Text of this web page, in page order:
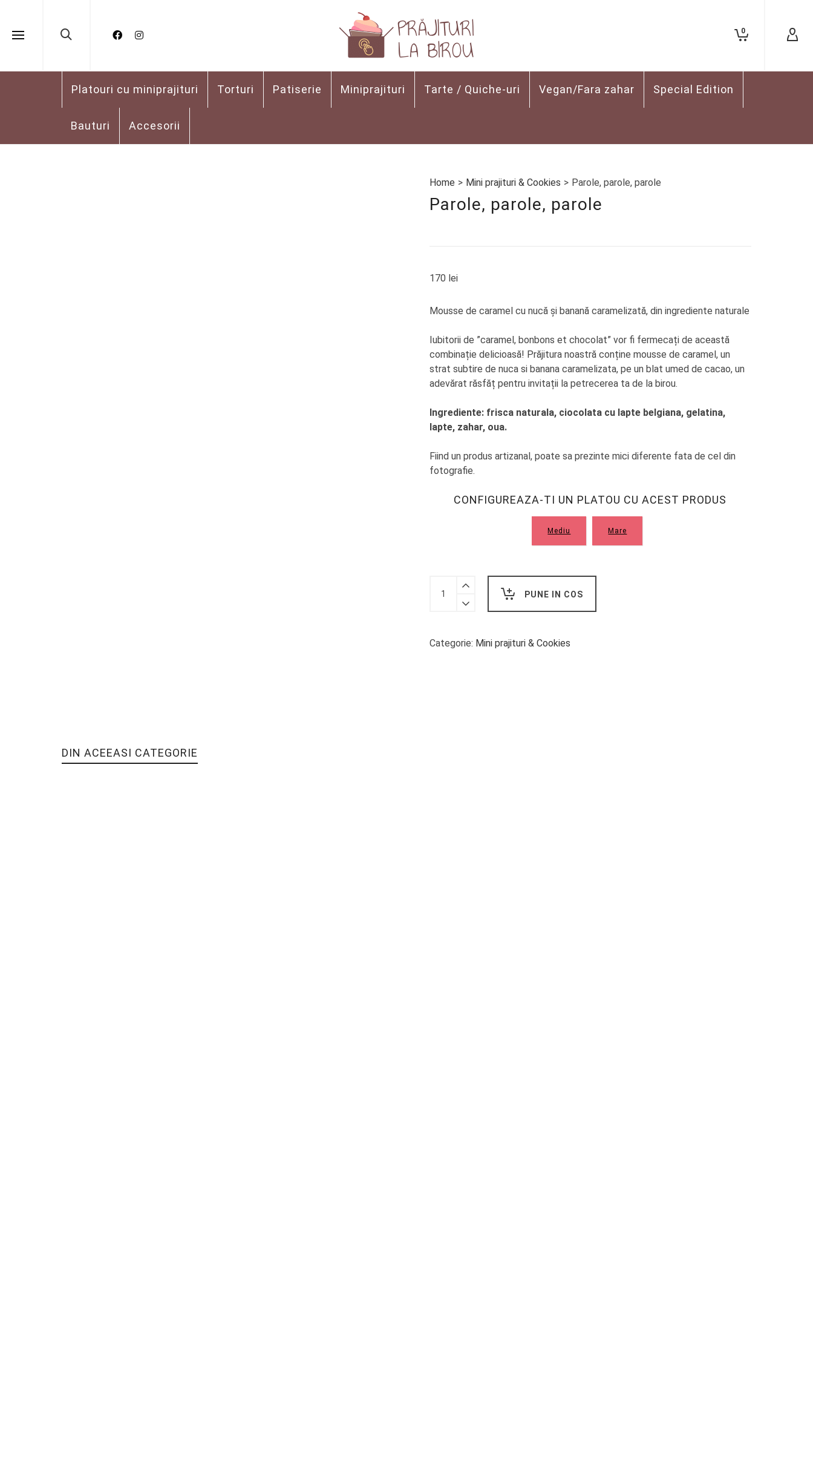
0
Platouri cu miniprajituri Torturi Patiserie Miniprajituri Tarte / Quiche-uri Vegan/Fara zahar Special Edition
Bauturi Accesorii
Home > Mini prajituri & Cookies > Parole, parole, parole
Parole, parole, parole
170 lei
Mousse de caramel cu nucă și banană caramelizată, din ingrediente naturale
Iubitorii de ”caramel, bonbons et chocolat” vor fi fermecați de această
combinație delicioasă! Prăjitura noastră conține mousse de caramel, un
strat subtire de nuca si banana caramelizata, pe un blat umed de cacao, un
adevărat răsfăț pentru invitații la petrecerea ta de la birou.
Ingrediente: frisca naturala, ciocolata cu lapte belgiana, gelatina,
lapte, zahar, oua.
Fiind un produs artizanal, poate sa prezinte mici diferente fata de cel din
fotografie.
CONFIGUREAZA-TI UN PLATOU CU ACEST PRODUS
Mediu Mare
parole,
PUNE IN COS
Categorie: Mini prajituri & Cookies
DIN ACEEASI CATEGORIE